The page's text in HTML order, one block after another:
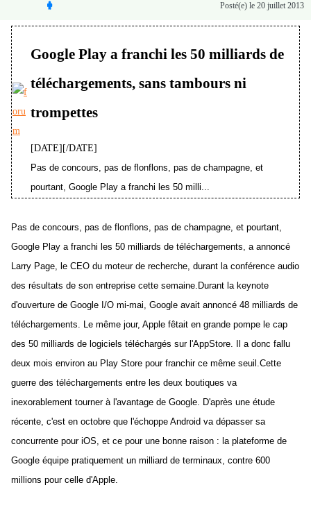
Posté(e) le 20 juillet 2013
Google Play a franchi les 50 milliards de
téléchargements, sans tambours ni
trompettes
[DATE][/DATE]
Pas de concours, pas de flonflons, pas de champagne, et
pourtant, Google Play a franchi les 50 milli...
Pas de concours, pas de flonflons, pas de champagne, et pourtant,
Google Play a franchi les 50 milliards de téléchargements, a annoncé
Larry Page, le CEO du moteur de recherche, durant la conférence audio
des résultats de son entreprise cette semaine.Durant la keynote
d'ouverture de Google I/O mi-mai, Google avait annoncé 48 milliards de
téléchargements. Le même jour, Apple fêtait en grande pompe le cap
des 50 milliards de logiciels téléchargés sur l'AppStore. Il a donc fallu
deux mois environ au Play Store pour franchir ce même seuil.Cette
guerre des téléchargements entre les deux boutiques va
inexorablement tourner à l'avantage de Google. D'après une étude
récente, c'est en octobre que l'échoppe Android va dépasser sa
concurrente pour iOS, et ce pour une bonne raison : la plateforme de
Google équipe pratiquement un milliard de terminaux, contre 600
millions pour celle d'Apple.